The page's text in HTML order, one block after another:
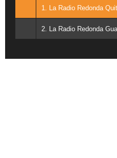
1. La Radio Redonda
2. La Radio Redonda